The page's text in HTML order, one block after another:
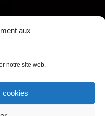
aux
notre site web.
cookies
P